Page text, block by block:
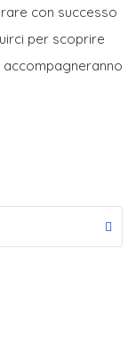
con successo
per scoprire